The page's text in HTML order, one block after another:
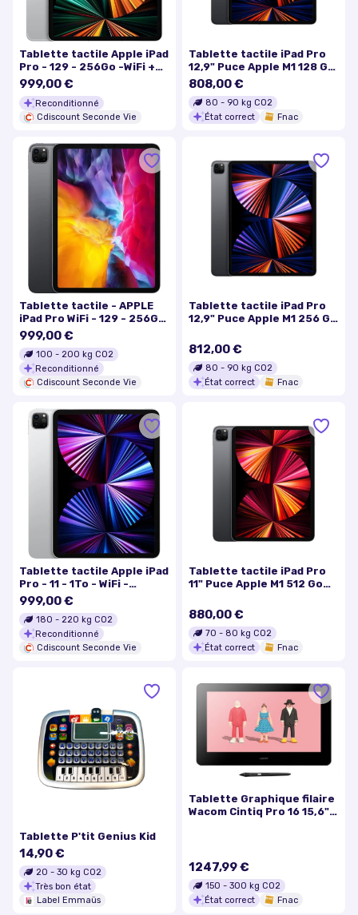
Tablette tactile Apple iPad
Pro - 129 - 256Go -WiFi +
Cellulaire - Argent (2021) -
Reconditionné - Excellent
état
999,00 €
Reconditionné
Cdiscount Seconde Vie
Tablette tactile iPad Pro
12,9" Puce Apple M1 128 Go
Wifi + Cellular 5e
génération Gris sidéral Mi
2021
808,00 €
80 - 90 kg CO2
État correct
Fnac
Tablette tactile - APPLE
iPad Pro WiFi - 129 - 256Go
- Gris Sidéral (2020) -
Reconditionné - Excellent
état
999,00 €
100 - 200 kg CO2
Reconditionné
Cdiscount Seconde Vie
Tablette tactile iPad Pro
12,9" Puce Apple M1 256 Go
génération Gris sidéral Mi
2021
812,00 €
80 - 90 kg CO2
État correct
Fnac
Tablette tactile Apple iPad
Pro - 11 - 1To - WiFi -
Argent (2021) -
Reconditionné - Très bon
état
999,00 €
180 - 220 kg CO2
Reconditionné
Cdiscount Seconde Vie
Tablette tactile iPad Pro
11" Puce Apple M1 512 Go
sidéral Mi 2021
880,00 €
70 - 80 kg CO2
État correct
Fnac
Tablette P'tit Genius Kid
14,90 €
20 - 30 kg CO2
Très bon état
Label Emmaüs
Tablette Graphique filaire
Wacom Cintiq Pro 16 15,6"
1247,99 €
150 - 300 kg CO2
État correct
Fnac